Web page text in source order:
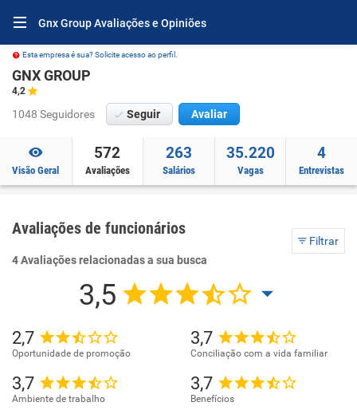
Gnx Group Avaliações e Opiniões
Esta empresa é sua? Solicite acesso ao perfil.
GNX GROUP
4,2
1048 Seguidores Seguir Avaliar
Visão Geral
572
Avaliações
263
Salários
35.220
Vagas
4
Entrevistas
Avaliações de funcionários
Filtrar
4 Avaliações relacionadas a sua busca
3,5
2,7
Oportunidade de promoção
3,7
Conciliação com a vida familiar
3,7
Ambiente de trabalho
3,7
Benefícios